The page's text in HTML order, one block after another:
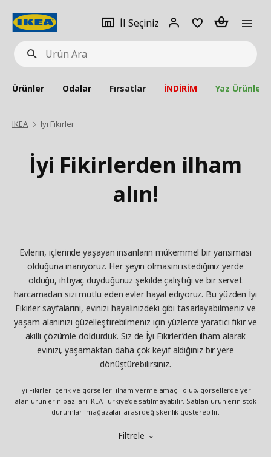
Ürün
Ara
İl Seçiniz
Giriş
Adet
Ürünler Odalar Fırsatlar İNDİRİM Yaz Ürünleri
IKEA İyi Fikirler
İyi Fikirlerden ilham
alın!
Evlerin, içlerinde yaşayan insanların mükemmel bir yansıması
olduğuna inanıyoruz. Her şeyin olmasını istediğiniz yerde
olduğu, ihtiyaç duyduğunuz şekilde çalıştığı ve bir servet
harcamadan sizi mutlu eden evler hayal ediyoruz. Bu yüzden İyi
Fikirler sayfalarını, evinizi hayalinizdeki gibi tasarlayabilmeniz ve
yaşam alanınızı güzelleştirebilmeniz için yüzlerce yaratıcı fikir ve
akıllı çözümle doldurduk. Siz de İyi Fikirler’den ilham alarak
evinizi, yaşamaktan daha çok keyif aldığınız bir yere
dönüştürebilirsiniz.
İyi Fikirler içerik ve görselleri ilham verme amaçlı olup, görsellerde yer
alan ürünlerin bazıları IKEA Türkiye’de satılmayabilir. Satılan ürünlerin stok
durumları mağazalar arası değişkenlik gösterebilir.
Filtrele